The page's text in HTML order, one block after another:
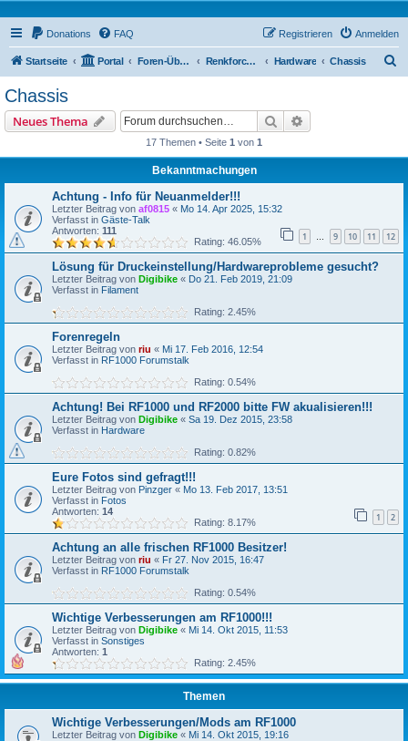
Donations FAQ Anmelden
Registrieren
Startseite Portal Foren-Übersicht Renkforce RF1000 Forum Hardware Chassis
Chassis
Neues Thema Suche
17 Themen • Seite 1 von 1
Bekanntmachungen
Achtung - Info für Neuanmelder!!!
Letzter Beitrag von af0815 « Mo 14. Apr 2025, 15:32
Verfasst in Gäste-Talk
Antworten: 111 1 … 9 10 11 12
Rating: 46.05%
Lösung für Druckeinstellung/Hardwareprobleme gesucht?
Letzter Beitrag von Digibike « Do 21. Feb 2019, 21:09
Verfasst in Filament
Rating: 2.45%
Forenregeln
Letzter Beitrag von riu « Mi 17. Feb 2016, 12:54
Verfasst in RF1000 Forumstalk
Rating: 0.54%
Achtung! Bei RF1000 und RF2000 bitte FW akualisieren!!!
Letzter Beitrag von Digibike « Sa 19. Dez 2015, 23:58
Verfasst in Hardware
Rating: 0.82%
Eure Fotos sind gefragt!!!
Letzter Beitrag von Pinzger « Mo 13. Feb 2017, 13:51
Verfasst in Fotos
Antworten: 14 1 2
Rating: 8.17%
Achtung an alle frischen RF1000 Besitzer!
Letzter Beitrag von riu « Fr 27. Nov 2015, 16:47
Verfasst in RF1000 Forumstalk
Rating: 0.54%
Wichtige Verbesserungen am RF1000!!!
Letzter Beitrag von Digibike « Mi 14. Okt 2015, 11:53
Verfasst in Sonstiges
Antworten: 1
Rating: 2.45%
Themen
Wichtige Verbesserungen/Mods am RF1000
Letzter Beitrag von Digibike « Mi 14. Okt 2015, 19:16